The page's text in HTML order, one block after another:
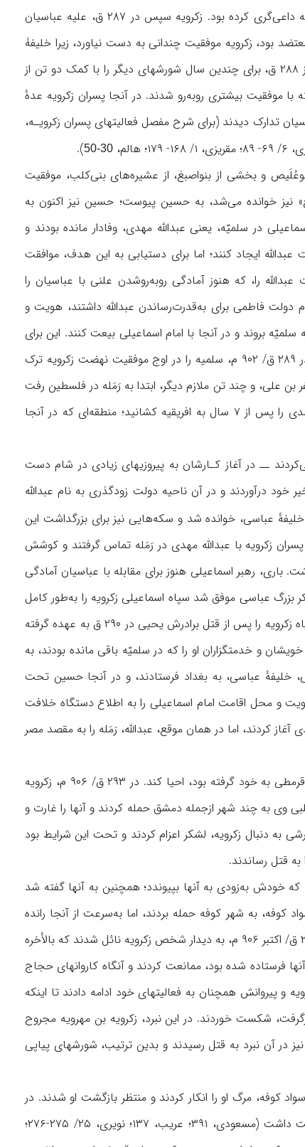
قریۀ صوار در غرب قادسیه، مخفی شده بود؛ یعنی همان‌جایی‌که پیش‌تر برای اعراب بدوی آن ناحیه داعی‌گری کرده بود. زکرویه سپس در ۲۸۷ ق، علیه عباسیان
بود، زکرویه موفقیت چندانی به‌‌ دست نیاورد، زیرا خلیفۀ
عباسی با شدت تمام، شورشهای اسماعیلی (قرمطی) را در عراق سرکوب می‌کرد. پس از آن، زکرویه از ۲۸۸ ق، برای چندین سال شورشهای دیگر را با کمک دو تن از
موفقیت بیشتری روبه‌رو شدند. در آنجا پسران زکرویه عدهٔ
تدارک دیدند (برای شرح مفصل فعالیتهای پسران زکرویـه،
30-50
).
و بخشی از بنواصبغ، از عشیره‌های بنی‌‌کلب، موفقیت
نیز خوانده می‌شد، به حسین پیوست؛ حسین نیز اکنون به
در سلمیّه، یعنی عبدالله مهدی، وفادار مانده بودند و
ایجاد کنند؛ اما برای دستیابی به این هدف، موافقت
را، که هنوز آمادگی روبه‌روشدن علنی با عباسیان را
فاطمی برای به‌قدرت‌رساندن عبدالله داشتند، هویت و
بروند و در آنجا با امام اسماعیلی بیعت کنند. این برای
اجتناب از دستگیری توسط عمال عباسی بود که رهبر اسماعیلی، یعنی عبدالله، پنهانی و شتاب‌زده در ۲۸۹ ق/ ۹۰۲ م، سلمیه را در اوج موفقیت نهضت زکرویه ترک
علی، و چند تن ملازم دیگر، ابتدا به رَمَله در فلسطین رفت
و در آنجا مدتی در انتظار نتیجهٔ فعالیتهای زکرویه توقف کرد. این سفر تاریخی درنهایت عبدالله مهدی را پس از ۷ سال به افریقیه کشانید؛ منطقه‌ای که در آنجا
ــ در آغاز کـارشان به پیروزیهای زیادی در شام دست
خود درآوردند و در آن ناحیه دولت زودگذری به نام عبدالله
عباسی، خوانده شد و سکه‌هایی نیز برای بزرگداشت این
زکرویه با عبدالله مهدی در رَمَله تماس گرفتند و کوشش
رهبر اسماعیلی هنوز برای مقابله با عباسیان آمادگی
فرزندان زکرویه پاسخ رد داد. در همان حال، در سال ۲۹۱ ق، یک لشکر بزرگ عباسی موفق شد سپاه اسماعیلی زکرویه را به‌طور کامل
نابود کند. در پی این شکست بود که حسین‌ بن زکرویه، «صاحب‌الشامه»، که در آن هنگام رهبری سپاه زکرویه را پس از قتل برادرش یحیى در ۲۹۰ ق به عهده گرفته
و خدمتگزاران او را که در سلمیّه باقی ‌مانده بودند، به
نزد مُکتَفی، خلیفهٔ عباسی، به بغداد فرستادند، و در آنجا حسین تحت
و محل اقامت امام اسماعیلی را به اطلاع دستگاه خلافت
کردند، اما در همان موقع، عبدالله، رَمَله را به مقصد مصر
پس از این وقایع، زکرویه شخصاً تصمیم گرفت تا فعالیتهای دعوت خود را، که اینک نوعی ماهیت قرمطی به ‌خود گرفته بود، احیا کند. در ۲۹۳ ق/ ۹۰۶ م، زکرویه
وی به چند شهر ازجمله دمشق حمله کردند و آنها را غارت و
به دنبال زکرویه، لشکر اعزام کردند و تحت این شرایط بود
قتل رساندند.
خودش به‌زودی به آنها بپیوندد؛ همچنین به آنها گفته شد
کوفه، به شهر کوفه حمله بردند، اما به‌سرعت از آنجا رانده
شدند. درنتیجه، این شورشیان قرمطی به اطراف قادسیه عقب‌نشینی کردند و در آنجا، در ذیحجۀ ۲۹۳ ق/ اکتبر ۹۰۶ م، به دیدار شخص زکرویه نائل شدند که بالأخره
فرستاده شده بود، ممانعت کردند و آنگاه کاروانهای حجاج
و پیروانش همچنان به فعالیتهای خود ادامه دادند تا اینکه
و نیروهای عباسی درگرفت، شکست خوردند. در این نبرد، زکرویه بن مهرویه مجروح
در آن نبرد به قتل رسیدند و بدین ترتیب، شورشهای پیاپی
کوفه، مرگ او را انکار کردند و منتظر بازگشت او شدند. در
سال ۲۹۵ ق/ ۹۰۸ م، شخصی به نام ابوحاتم زُطّی به‌عنوان داعی در میان این گروه قرمطی فعالیت داشت (مسعودی، ۳۹۱؛ عریب، ۱۳۷؛ نویری، ۲۵/ ۲۷۵-۲۷۶؛